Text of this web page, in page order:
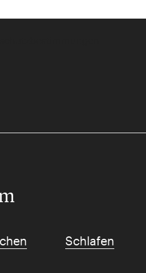
Schlafen